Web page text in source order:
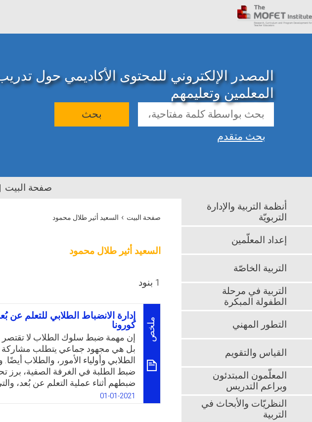
المصدر الإلكتروني للمحتوى الأكاديمي حول
المعلمين وتعليمهم
بحث
بحث متقدم
صفحة البيت
صفحة البيت › السعيد أثير طلال محمود
السعيد أثير طلال محمود
1 بنود
ملخص
إدارة الانضباط الطلابي للتعلم
كورونا
إن مهمة ضبط سلوك الطلاب لا تقتصر
بل هي مجهود جماعي يتطلب مشاركة
الطلابي وأولياء الأمور، والطلاب
ضبط الطلبة في الغرفة الصفية، برز
ضبطهم أثناء عملية التعلم عن بُعد،
كورونا ومنها إجراءات التباعد
إغلاق المدارس. وجاءت هذه الدراسة
01-01-2021
أنظمة التربية والإدارة
التربويّة
إعداد المعلّمين
التربية الخاصّة
التربية في مرحلة
الطفولة المبكرة
التطور المهني
القياس والتقويم
المعلّمون المبتدئون
وبراعم التدريس
النظريّات والأبحاث في
التربية